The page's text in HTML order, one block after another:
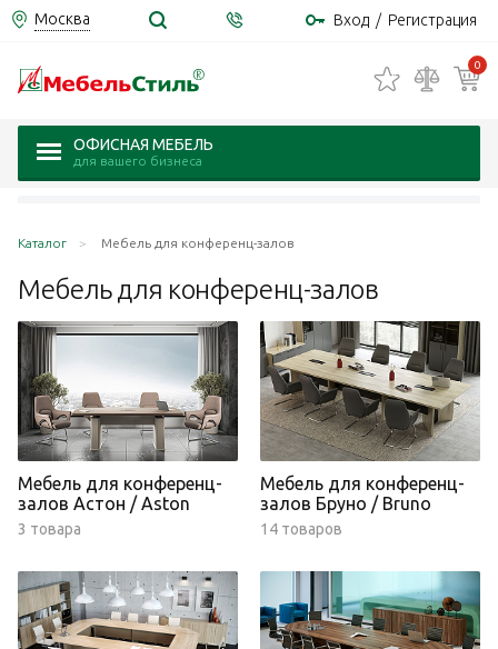
Москва Вход / Регистрация
0
ОФИСНАЯ МЕБЕЛЬ
для вашего бизнеса
Каталог Мебель для конференц-залов
Мебель для конференц-залов
Мебель для конференц-
залов Астон / Aston
3 товара
Мебель для конференц-
залов Бруно / Bruno
14 товаров